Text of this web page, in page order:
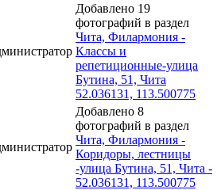
Добавлено 19
фотографий в раздел
Чита, Филармония -
Классы и
репетиционные-улица
Бутина, 51, Чита
52.036131, 113.500775
Добавлено 8
фотографий в раздел
Чита, Филармония -
Коридоры, лестницы
-улица Бутина, 51, Чита -
52.036131, 113.500775